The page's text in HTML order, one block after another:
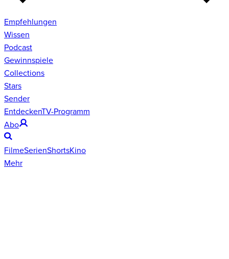
Empfehlungen
Wissen
Podcast
Gewinnspiele
Collections
Stars
Sender
EntdeckenTV-Programm
Abo
FilmeSerienShortsKino
Mehr